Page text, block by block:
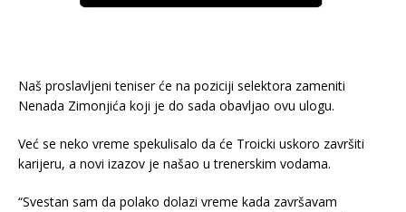
Naš proslavljeni teniser će na poziciji selektora zameniti
Nenada Zimonjića koji je do sada obavljao ovu ulogu.
Već se neko vreme spekulisalo da će Troicki uskoro završiti
karijeru, a novi izazov je našao u trenerskim vodama.
“Svestan sam da polako dolazi vreme kada završavam